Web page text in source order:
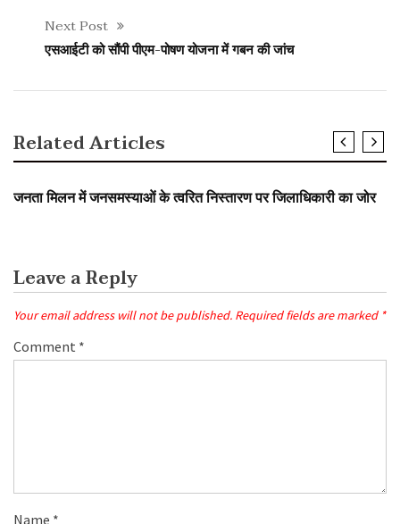
Next Post
एसआईटी को सौंपी पीएम-पोषण योजना में गबन की जांच
Related Articles
जनता मिलन में जनसमस्याओं के त्वरित निस्तारण पर जिलाधिकारी का जोर
Leave a Reply
Your email address will not be published. Required fields are marked *
Comment *
Name *